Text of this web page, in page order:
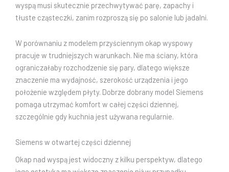
wyspą musi skutecznie przechwytywać parę, zapachy i
tłuste cząsteczki, zanim rozproszą się po salonie lub jadalni.
W porównaniu z modelem przyściennym okap wyspowy
pracuje w trudniejszych warunkach. Nie ma ściany, która
ograniczałaby rozchodzenie się pary, dlatego większe
znaczenie ma wydajność, szerokość urządzenia i jego
położenie względem płyty. Dobrze dobrany model Siemens
pomaga utrzymać komfort w całej części dziennej,
szczególnie gdy kuchnia jest używana regularnie.
Siemens w otwartej części dziennej
Okap nad wyspą jest widoczny z kilku perspektyw, dlatego